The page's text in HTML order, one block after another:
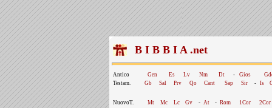
B I B B I A .net
Antico Gen Es Lv Nm Dt - Gios
Testam.
Gb Sal Prv Qo Cant Sap Sir - Is
NuovoT. Mt Mc Lc Gv - At - Rom 1Cor 2Cor